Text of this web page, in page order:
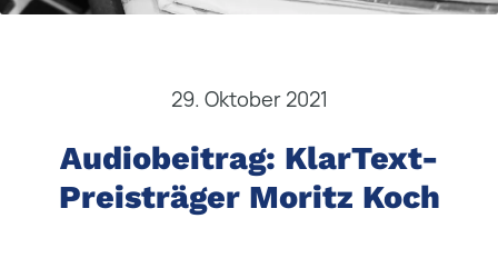
29. Oktober 2021
Audiobeitrag: KlarText-
Preisträger Moritz Koch